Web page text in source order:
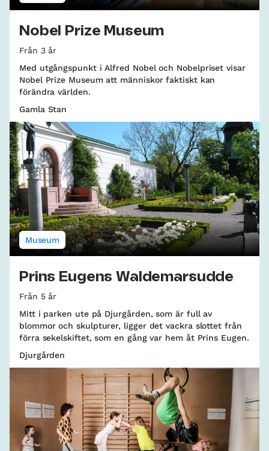
Nobel Prize Museum
Från 3 år
Med utgångspunkt i Alfred Nobel och Nobelpriset visar
Nobel Prize Museum att människor faktiskt kan
förändra världen.
Gamla Stan
Museum
Prins Eugens Waldemarsudde
Från 5 år
Mitt i parken ute på Djurgården, som är full av
blommor och skulpturer, ligger det vackra slottet från
förra sekelskiftet, som en gång var hem åt Prins Eugen.
Djurgården